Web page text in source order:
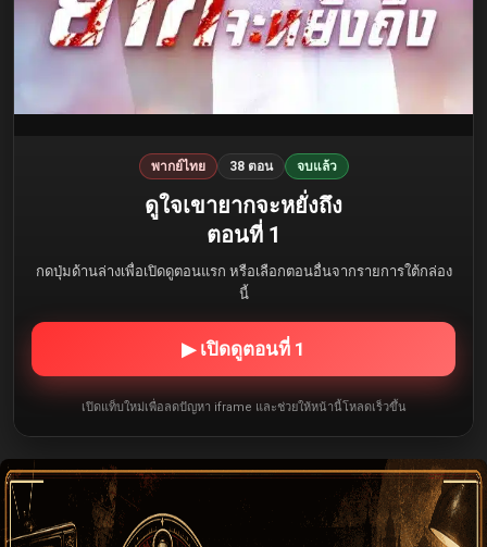
พากย์ไทย 38 ตอน จบแล้ว
ดูใจเขายากจะหยั่งถึง
ตอนที่ 1
กดปุ่มด้านล่างเพื่อเปิดดูตอนแรก หรือเลือกตอนอื่นจากรายการใต้กล่อง
นี้
▶ เปิดดูตอนที่ 1
เปิดแท็บใหม่เพื่อลดปัญหา iframe และช่วยให้หน้านี้โหลดเร็วขึ้น